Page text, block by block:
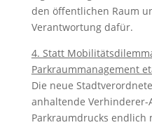
den öffentlichen Raum
Verantwortung dafür.
4. Statt
Parkraummanagement
Die neue
anhaltende Verhinderer-
Parkraumdrucks endlich